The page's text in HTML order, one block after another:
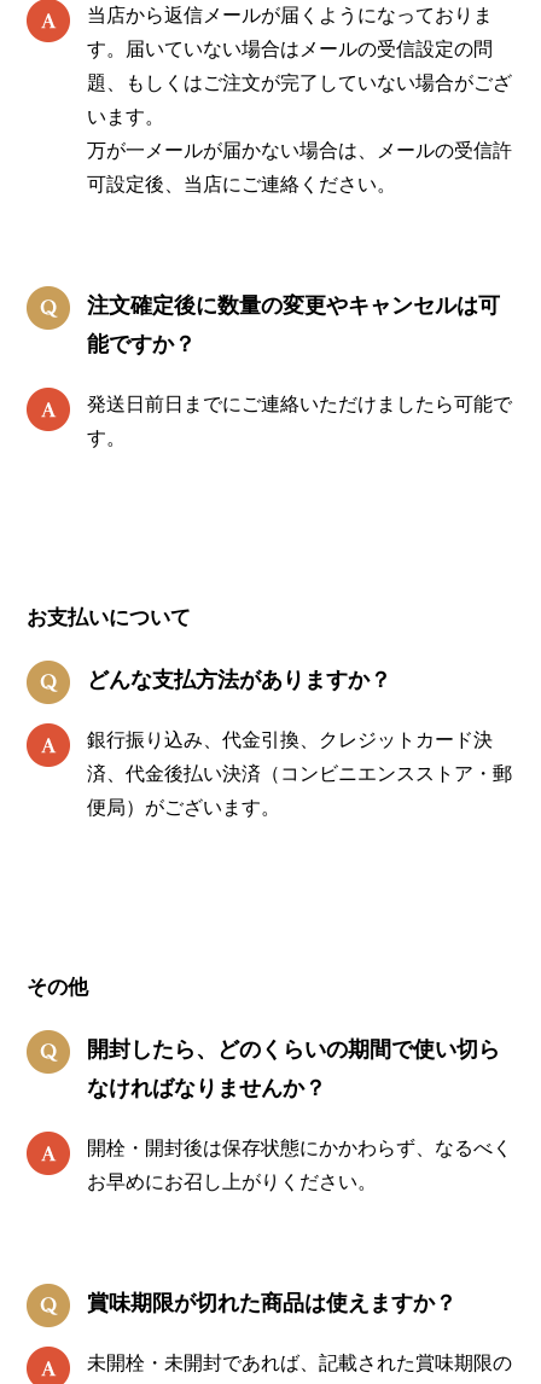
当店から返信メールが届くようになっておりま
す。届いていない場合はメールの受信設定の問
題、もしくはご注文が完了していない場合がござ
います。
万が一メールが届かない場合は、メールの受信許
可設定後、当店にご連絡ください。
注文確定後に数量の変更やキャンセルは可
能ですか？
発送日前日までにご連絡いただけましたら可能で
す。
お支払いについて
どんな支払方法がありますか？
銀行振り込み、代金引換、クレジットカード決
済、代金後払い決済（コンビニエンスストア・郵
便局）がございます。
その他
開封したら、どのくらいの期間で使い切ら
なければなりませんか？
開栓・開封後は保存状態にかかわらず、なるべく
お早めにお召し上がりください。
賞味期限が切れた商品は使えますか？
未開栓・未開封であれば、記載された賞味期限の